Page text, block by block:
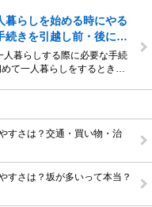
暮らしを始める時にやる
続きを引越し前・後に…
暮らしする際に必要な手続
て一人暮らしをするとき…
すさは？交通・買い物・治
すさは？坂が多いって本当？